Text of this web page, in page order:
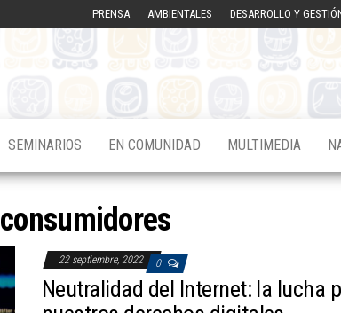
PRENSA AMBIENTALES DESARROLLO Y
SEMINARIOS EN COMUNIDAD MULTIMEDIA
consumidores
22 septiembre, 2022 0
Neutralidad del Internet: la lucha